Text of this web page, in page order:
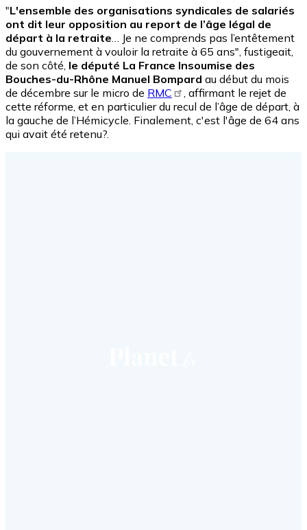
"L'ensemble des organisations syndicales de salariés
ont dit leur opposition au report de l’âge légal de
départ à la retraite … Je ne comprends pas l’entêtement
du gouvernement à vouloir la retraite à 65 ans", fustigeait,
de son côté, le député La France Insoumise des
Bouches-du-Rhône Manuel Bompard au début du mois
de décembre sur le micro de RMC
, affirmant le rejet de
cette réforme, et en particulier du recul de l’âge de départ, à
la gauche de l’Hémicycle. Finalement, c'est l'âge de 64 ans
qui avait été retenu?.